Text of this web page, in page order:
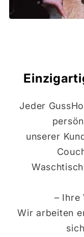
Jeder
unserer
– Ihre
Wir arbeiten